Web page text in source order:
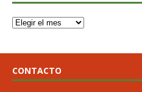
CONTACTO